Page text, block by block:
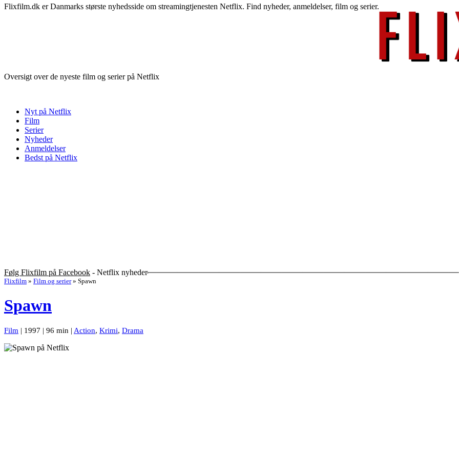
Flixfilm.dk er Danmarks største nyhedsside om streamingtjenesten Netflix. Find nyheder, anmeldelser, film og serier.
Oversigt over de nyeste film og serier på Netflix
Nyt på Netflix
Film
Serier
Nyheder
Anmeldelser
Bedst på Netflix
Følg Flixfilm på Facebook - Netflix nyheder
Flixfilm » Film og serier » Spawn
Spawn
Film | 1997 | 96 min | Action, Krimi, Drama